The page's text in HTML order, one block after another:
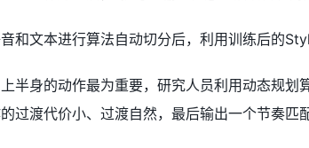
和文本进行算法自动切分后，利用训练后的
半身的动作最为重要，研究人员利用动态规
过渡代价小、过渡自然，最后输出一个节奏匹